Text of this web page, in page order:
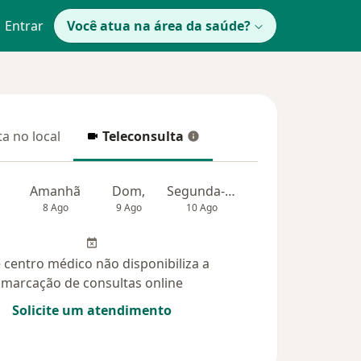
Entrar Você atua na área da saúde?
no local
no local Teleconsulta
Teleconsulta
Amanhã
8 Ago
Dom,
9 Ago
Segunda-feira
10 Ago
centro médico não disponibiliza a
marcação de consultas online
Solicite um atendimento